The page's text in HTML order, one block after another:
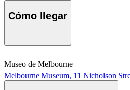
Cómo llegar
Museo de Melbourne
Melbourne Museum, 11 Nicholson